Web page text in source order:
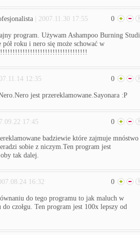
| 2007.11.30 17:55 0
program. Używam Ashampoo Burning
pół roku i nero się może schować w
12:35 0
jest przereklamowane.Sayonara :P
17:45 0
badziewie które zajmuje mnóstwo
sobie z niczym.Ten program jest
tak dalej.
16:32 0
do tego programu to jak maluch w
do czołgu. Ten program jest 100x lepszy od